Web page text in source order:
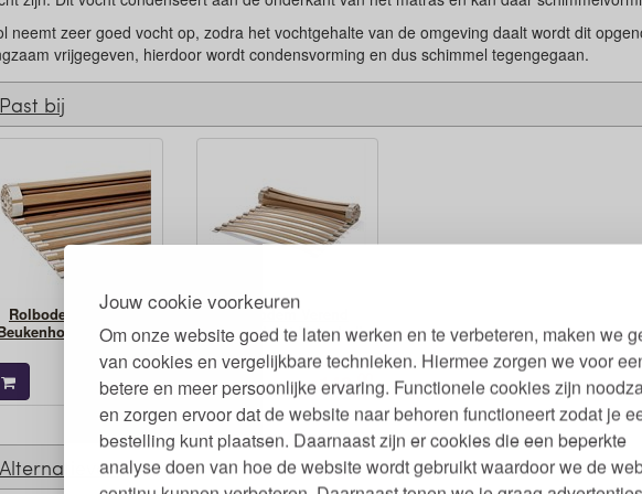
Jouw cookie voorkeuren
Om onze website goed te laten werken en te verbeteren, maken we
van cookies en vergelijkbare technieken. Hiermee zorgen we voor
betere en meer persoonlijke ervaring. Functionele cookies zijn
en zorgen ervoor dat de website naar behoren functioneert zodat je
bestelling kunt plaatsen. Daarnaast zijn er cookies die een beperkte
analyse doen van hoe de website wordt gebruikt waardoor we de
neemt zeer goed vocht op, zodra het vochtgehalte van de omgeving daalt wordt dit
vrijgegeven, hierdoor wordt condensvorming en dus schimmel tegengegaan.
Past bij
Rolbodem Massief
Metaalvrij
€149,
Rolbodem Verend
Beukenhout Metaalvrij
€ 149, 00
Alternatieven